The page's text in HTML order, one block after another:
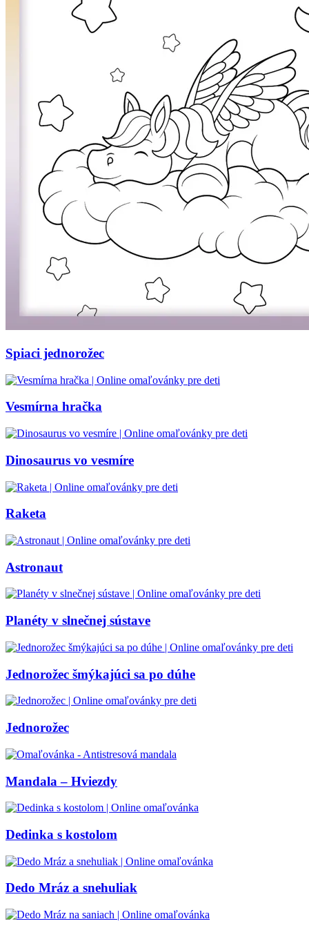
Rozprávky a rozprávkové postavy
Zima a Vianoce
Zvieratá a príroda
Spiaci jednorožec
Vesmírna hračka
Dinosaurus vo vesmíre
Raketa
Astronaut
Planéty v slnečnej sústave
Jednorožec šmýkajúci sa po dúhe
Jednorožec
Mandala – Hviezdy
Dedinka s kostolom
Dedo Mráz a snehuliak